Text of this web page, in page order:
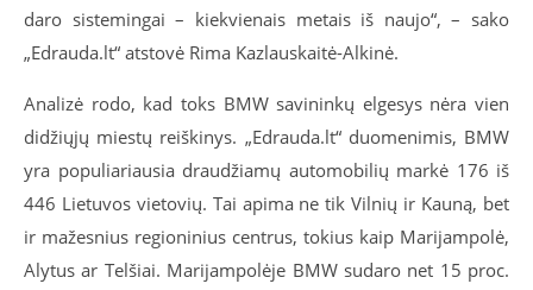
daro sistemingai – kiekvienais metais iš naujo“, – sako
„Edrauda.lt“ atstovė Rima Kazlauskaitė-Alkinė.
Analizė rodo, kad toks BMW savininkų elgesys nėra vien
didžiųjų miestų reiškinys. „Edrauda.lt“ duomenimis, BMW
yra populiariausia draudžiamų automobilių markė 176 iš
446 Lietuvos vietovių. Tai apima ne tik Vilnių ir Kauną, bet
ir mažesnius regioninius centrus, tokius kaip Marijampolė,
Alytus ar Telšiai. Marijampolėje BMW sudaro net 15 proc.